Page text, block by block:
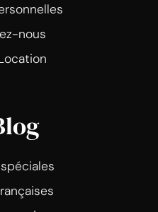
nous